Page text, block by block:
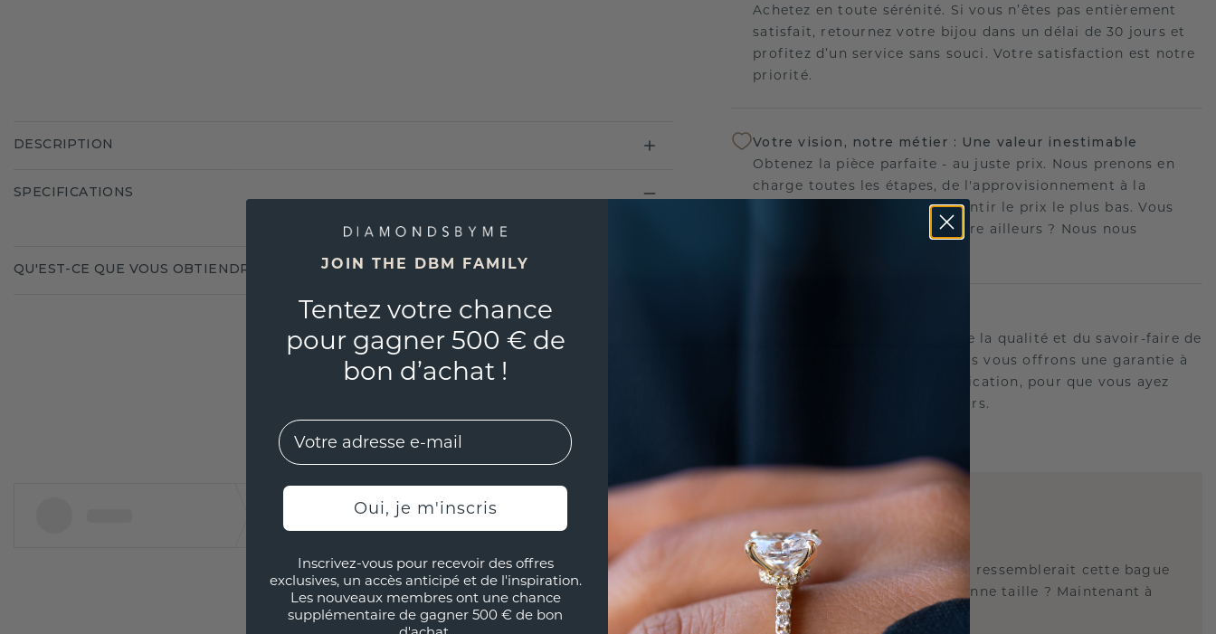
Achetez en toute sérénité. Si vous n’êtes pas entièrement
satisfait, retournez votre bijou dans un délai de 30 jours et
profitez d’un service sans souci. Votre satisfaction est notre
priorité.
Votre vision, notre métier : Une valeur inestimable
Obtenez la pièce parfaite - au juste prix. Nous prenons en
charge toutes les étapes, de l'approvisionnement à la
fabrication, afin de vous garantir le prix le plus bas. Vous
avez trouvé une meilleure offre ailleurs ? Nous nous
Nous nous portons garants de la qualité et du savoir-faire de
nos bijoux.C'est pourquoi nous vous offrons une garantie à
vie contre les défauts de fabrication, pour que vous ayez
l'esprit tranquille pour toujours.
UNIQUE!
RÉPLIQUE 3D
Souhaitez-vous savoir à quoi ressemblerait cette bague
sur vous et si elle est à la bonne taille ? Maintenant à
partir de 15 €.
DESCRIPTION
SPECIFICATIONS
QU'EST-CE QUE VOUS OBTIENDREZ ? JOIN THE DBM FAMILY
Tentez votre chance
pour gagner 500 € de
bon d’achat !
EMail
Oui, je m'inscris
Inscrivez-vous pour recevoir des offres
exclusives, un accès anticipé et de l'inspiration.
Les nouveaux membres ont une chance
supplémentaire de gagner 500 € de bon